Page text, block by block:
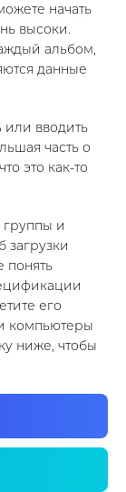
начать
высоки.
альбом,
данные
или вводить
часть о
это как-то
группы и
загрузки
понять
его
компьютеры
ниже, чтобы